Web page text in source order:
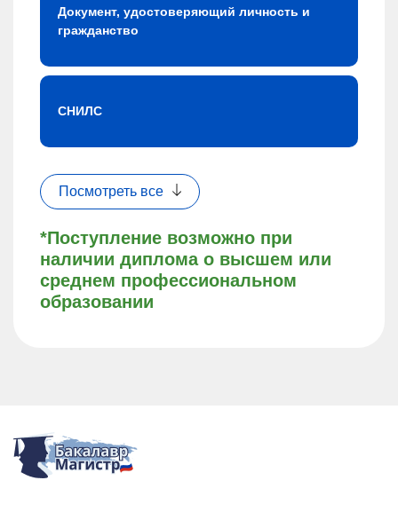
*Поступление возможно при
наличии диплома о высшем или
среднем профессиональном
образовании
Документ, удостоверяющий личность и
гражданство
СНИЛС
Посмотреть все